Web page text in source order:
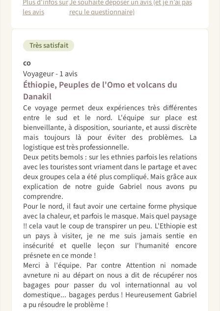
Plus d'infos sur
les avis
Je souhaite déposer un avis (et je n’ai pas
reçu le questionnaire)
Très satisfait
co
Voyageur - 1 avis
Éthiopie, Peuples de l'Omo et volcans du
Danakil
Ce voyage permet deux expériences très différentes
entre le sud et le nord. L'équipe sur place est
bienveillante, à disposition, souriante, et aussi discrète
mais toujours là pour éviter des problèmes. La
logistique est très professionnelle.
Deux petits bemols : sur les ethnies parfois les relations
avec les touristes sont vriament dans le partage et avec
deux groupes cela a été plus compliqué. Mais grâce aux
explication de notre guide Gabriel nous avons pu
comprendre.
Pour le nord, il faut avoir une certaine forme physique
avec la chaleur, et parfois le masque. Mais quel paysage
!! cela vaut le coup de transpirer un peu. L'Ethiopie est
un pays à visiter, je ne me suis jamais sentie en
insécurité et quelle leçon sur l'humanité encore
présnete en ce monde !
Merci à l'équipe. Par contre Attention ni nomade
avneture ni au départ on nous a dit de récupérer nos
bagages pour passer du vol internationnal au vol
domestique... bagages perdus ! Heureusement Gabriel
a pu résoudre le problème !